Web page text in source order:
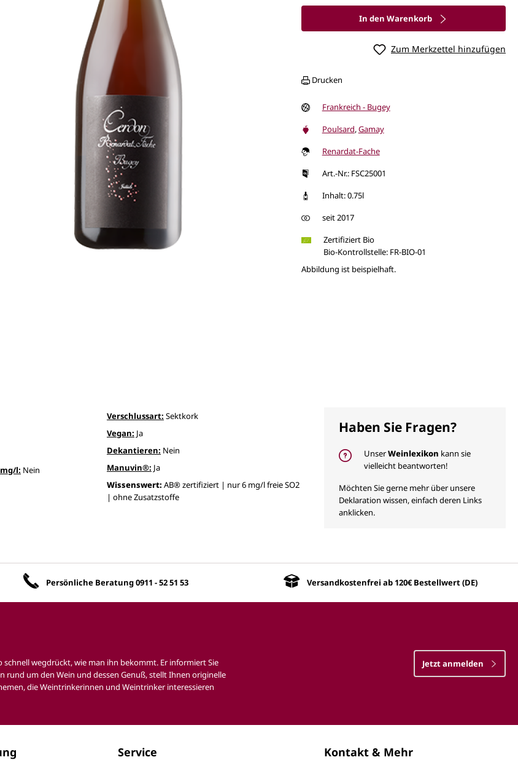
In den Warenkorb
Zum Merkzettel hinzufügen
Drucken
Frankreich - Bugey
Poulsard,Gamay
Renardat-Fache
Art.-Nr.: FSC25001
Inhalt: 0.75l
seit 2017
Zertifiziert Bio
Bio-Kontrollstelle: FR-BIO-01
Abbildung ist beispielhaft.
l: Nein
Verschlussart: Sektkork
Vegan: Ja
Dekantieren: Nein
Manuvin®: Ja
Wissenswert: AB® zertifiziert | nur 6 mg/l freie SO2
| ohne Zusatzstoffe
Haben Sie Fragen?
UnserWeinlexikon kann sie
vielleicht beantworten!
Möchten Sie gerne mehr über unsere
Deklaration wissen, einfach deren Links
anklicken.
Unsere Vorteile
Persönliche Beratung0911 - 52 51 53 Versandkostenfrei ab 120€ Bestellwert (DE)
schnell wegdrückt, wie man ihn bekommt. Er informiert Sie
um den Wein und dessen Genuß, stellt Ihnen originelle
die Weintrinkerinnen und Weintrinker interessieren
Jetzt anmelden
Service Kontakt & Mehr